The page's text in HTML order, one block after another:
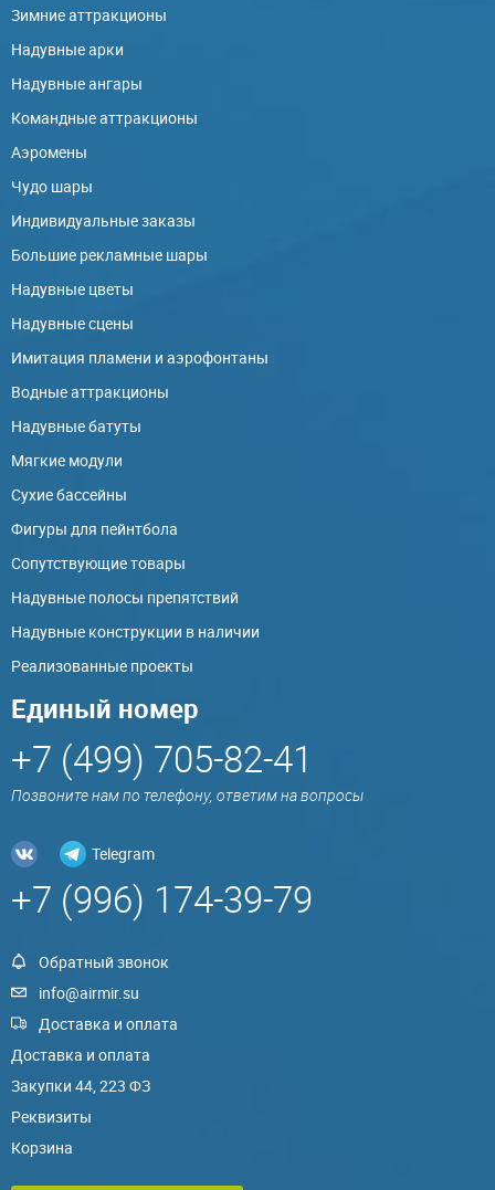
Зимние аттракционы
Надувные арки
Надувные ангары
Командные аттракционы
Аэромены
Чудо шары
Индивидуальные заказы
Большие рекламные шары
Надувные цветы
Надувные сцены
Имитация пламени и аэрофонтаны
Водные аттракционы
Надувные батуты
Мягкие модули
Сухие бассейны
Фигуры для пейнтбола
Сопутствующие товары
Надувные полосы препятствий
Надувные конструкции в наличии
Реализованные проекты
Единый номер
+7 (499) 705-82-41
Позвоните нам по телефону, ответим на вопросы
Telegram
+7 (996) 174-39-79
Обратный звонок
info@airmir.su
Доставка и оплата
Доставка и оплата
Закупки 44, 223 ФЗ
Реквизиты
Корзина